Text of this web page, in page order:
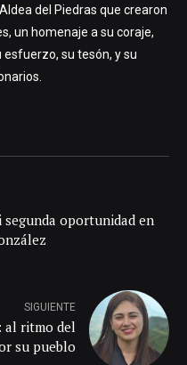
del Piedras que crearon
un homenaje a su coraje,
esfuerzo, su tesón, y su
segunda oportunidad en
SIGUIENTE
al ritmo del
su pueblo